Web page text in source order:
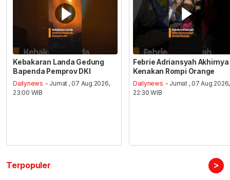
Kebakaran Landa Gedung
Bapenda Pemprov DKI
Dailynews - Jumat , 07 Aug 2026,
23:00 WIB
Febrie Adriansyah Akhirnya
Kenakan Rompi Orange
Dailynews - Jumat , 07 Aug 2026,
22:30 WIB
Terpopuler >